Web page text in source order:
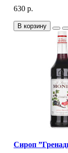
630 р.
В корзину
Сироп